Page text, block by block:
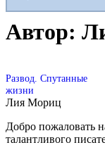
Автор:
Развод. Спутанные
жизни
Лия Мориц
Добро пожаловать
талантливого